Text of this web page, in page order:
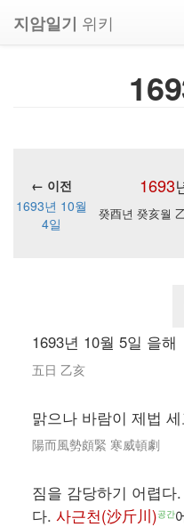
지암일기 위키
1693
← 이전
1693년 10월
4일
癸酉년 癸亥월
1693년 10월 5일 을해
五日 乙亥
맑으나 바람이 제법
陽而風勢頗緊 寒威頓劇
짐을 감당하기 어렵다
다. 사근천(沙斤川)공간